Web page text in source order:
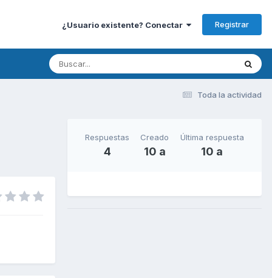
¿Usuario existente? Conectar Registrar
Toda la actividad
Respuestas
4
Creado
10 a
Última respuesta
10 a